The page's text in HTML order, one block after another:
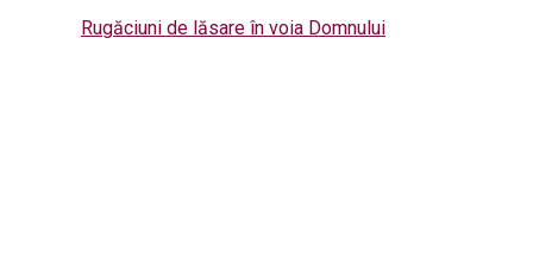
Rugăciuni de lăsare în voia Domnului